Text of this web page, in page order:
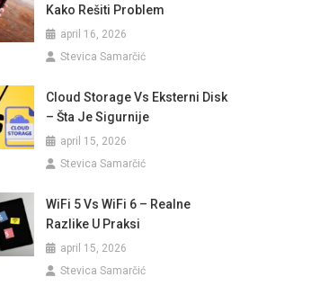
Kako Rešiti Problem
april 16, 2026
Stevica Samarčić
Cloud Storage Vs Eksterni Disk
– Šta Je Sigurnije
april 15, 2026
Stevica Samarčić
WiFi 5 Vs WiFi 6 – Realne
Razlike U Praksi
april 15, 2026
Stevica Samarčić